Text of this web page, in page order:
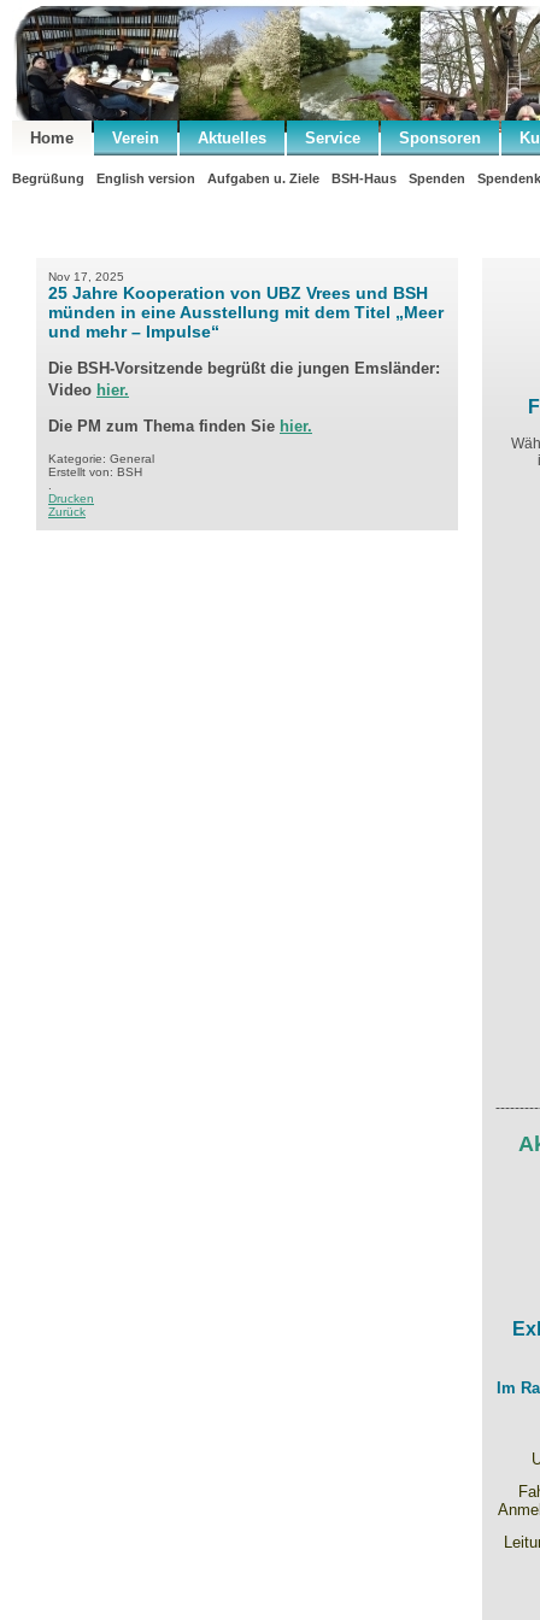
Home Verein Aktuelles Service Sponsoren
Begrüßung English version Aufgaben u. Ziele BSH-Haus Spenden
Nov 17, 2025
25 Jahre Kooperation von UBZ Vrees und BSH
münden in eine Ausstellung mit dem Titel „Meer
und mehr – Impulse“
Die BSH-Vorsitzende begrüßt die jungen Emsländer:
Video hier.
Die PM zum Thema finden Sie hier.
Kategorie: General
Erstellt von: BSH
Drucken
Zurück
Im